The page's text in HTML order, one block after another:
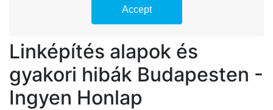
Linképítés alapok és
gyakori hibák Budapesten -
Ingyen Honlap